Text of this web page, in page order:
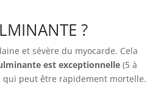
?
et sévère du myocarde. Cela
est exceptionnelle (5 à
qui peut être rapidement mortelle.